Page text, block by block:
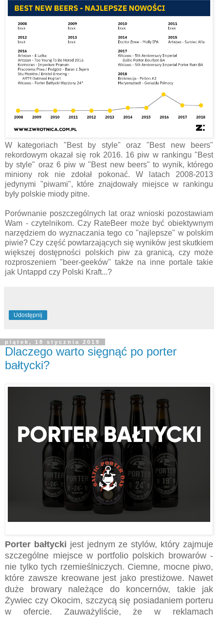
W kategoriach "Best by style" oraz "Best new beers"
rekordowym okazał się rok 2016. 16 piw w rankingu "Best
by style" oraz 6 piw w "Best new beers" to wynik, którego
miniony rok nie zdołał pokonać. W latach 2008-2013
jedynymi "piwami", które znajdowały miejsce w rankingu
były polskie miody pitne.
Porównanie poszczególnych lat oraz wnioski pozostawiam
Wam - czytelnikom. Czy RateBeer może być obiektywnym
narzędziem do wyznaczania tego co "najlepsze" w polskim
piwie? Czy część powtarzających się wyników jest skutkiem
większej dostępności polskich piw za granicą, czy może
rozproszeniem "beer-geeków" także na inne portale takie
jak Untappd czy Polski Kraft...?
Udostępnij
piątek, 18 stycznia 2019
Dlaczego warto sięgnąć po porter
bałtycki?
Porter bałtycki jest jednym ze stylów, który zajmuje
szczególne miejsce w portfolio polskich browarów -
nie tylko tych rzemieślniczych. Ciemne, mocne piwo,
które zawsze kreowane jest jako prestiżowe. Nawet
duże browary należące do koncernów, takie jak
Żywiec czy Okocim, szczycą się posiadaniem porteru
w ofercie. Zauważyliście, że w reklamach